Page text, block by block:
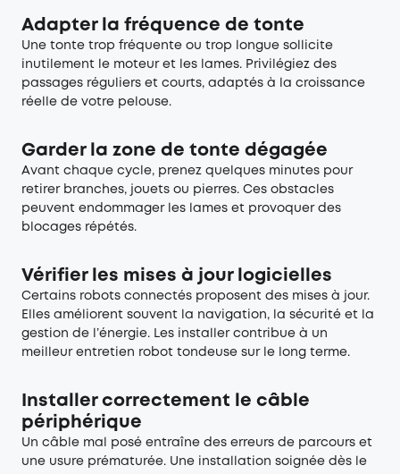
Adapter la fréquence de tonte
Une tonte trop fréquente ou trop longue sollicite
inutilement le moteur et les lames. Privilégiez des
passages réguliers et courts, adaptés à la croissance
réelle de votre pelouse.
Garder la zone de tonte dégagée
Avant chaque cycle, prenez quelques minutes pour
retirer branches, jouets ou pierres. Ces obstacles
peuvent endommager les lames et provoquer des
blocages répétés.
Vérifier les mises à jour logicielles
Certains robots connectés proposent des mises à jour.
Elles améliorent souvent la navigation, la sécurité et la
gestion de l’énergie. Les installer contribue à un
meilleur entretien robot tondeuse sur le long terme.
Installer correctement le câble
périphérique
Un câble mal posé entraîne des erreurs de parcours et
une usure prématurée. Une installation soignée dès le